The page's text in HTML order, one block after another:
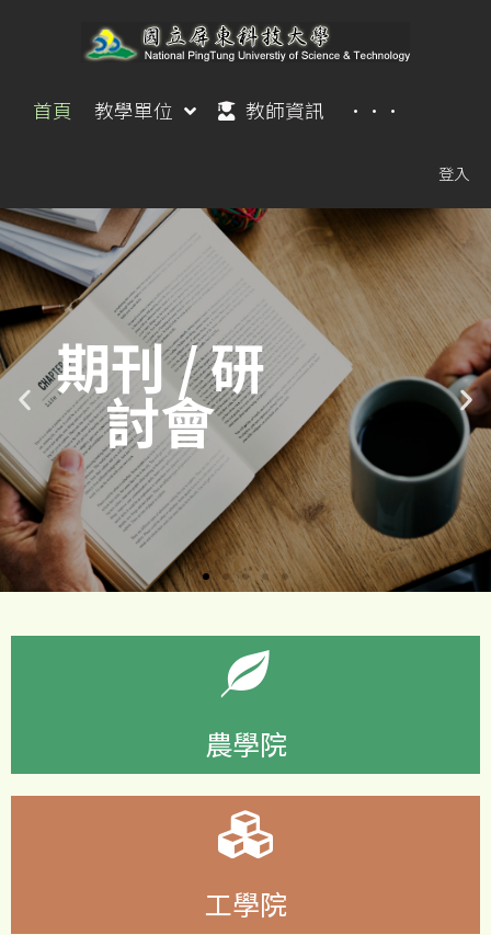
首頁 教學單位 教師資訊 ···
登入
期刊 / 研
討會
農學院
工學院